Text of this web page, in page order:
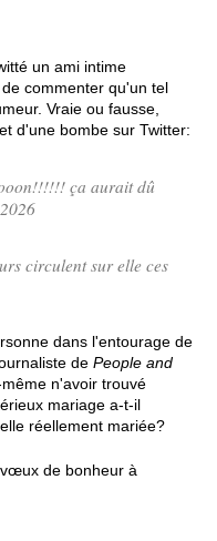
un ami intime
commenter qu'un tel
Vraie ou fausse,
d'une bombe sur Twitter:
ça aurait dû
circulent sur elle ces
dans l'entourage de
de People and
n'avoir trouvé
mariage a-t-il
réellement mariée?
de bonheur à